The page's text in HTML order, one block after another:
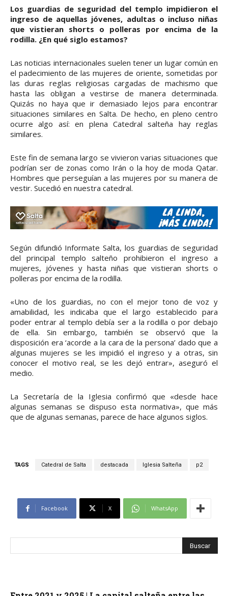
Los guardias de seguridad del templo impidieron el
ingreso de aquellas jóvenes, adultas o incluso niñas
que vistieran shorts o polleras por encima de la
rodilla. ¿En qué siglo estamos?
Las noticias internacionales suelen tener un lugar común en
el padecimiento de las mujeres de oriente, sometidas por
las duras reglas religiosas cargadas de machismo que
hasta las obligan a vestirse de manera determinada.
Quizás no haya que ir demasiado lejos para encontrar
situaciones similares en Salta. De hecho, en pleno centro
ocurre algo así: en plena Catedral salteña hay reglas
similares.
Este fin de semana largo se vivieron varias situaciones que
podrían ser de zonas como Irán o la hoy de moda Qatar.
Hombres que perseguían a las mujeres por su manera de
vestir. Sucedió en nuestra catedral.
Según difundió Informate Salta, los guardias de seguridad
del principal templo salteño prohibieron el ingreso a
mujeres, jóvenes y hasta niñas que vistieran shorts o
polleras por encima de la rodilla.
«Uno de los guardias, no con el mejor tono de voz y
amabilidad, les indicaba que el largo establecido para
poder entrar al templo debía ser a la rodilla o por debajo
de ella. Sin embargo, también se observó que la
disposición era ‘acorde a la cara de la persona’ dado que a
algunas mujeres se les impidió el ingreso y a otras, sin
conocer el motivo real, se les dejó entrar», aseguró el
medio.
La Secretaría de la Iglesia confirmó que «desde hace
algunas semanas se dispuso esta normativa», que más
que de algunas semanas, parece de hace algunos siglos.
TAGS Catedral de Salta destacada Iglesia Salteña p2
Facebook X WhatsApp